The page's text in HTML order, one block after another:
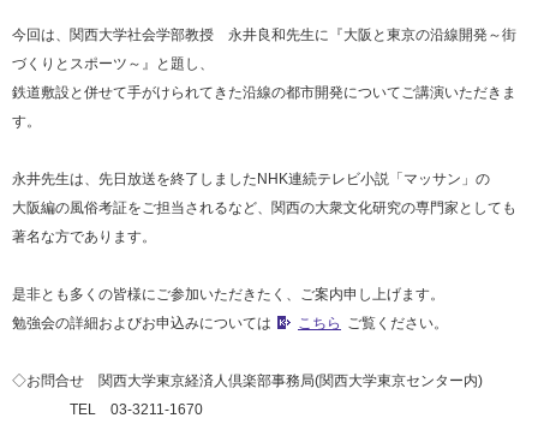
今回は、関西大学社会学部教授 永井良和先生に『大阪と東京の沿線開発～街
づくりとスポーツ～』と題し、
鉄道敷設と併せて手がけられてきた沿線の都市開発についてご講演いただきま
す。
永井先生は、先日放送を終了しましたNHK連続テレビ小説「マッサン」の
大阪編の風俗考証をご担当されるなど、関西の大衆文化研究の専門家としても
著名な方であります。
是非とも多くの皆様にご参加いただきたく、ご案内申し上げます。
勉強会の詳細およびお申込みについては
こちら ご覧ください。
◇お問合せ 関西大学東京経済人倶楽部事務局(関西大学東京センター内)
TEL 03-3211-1670